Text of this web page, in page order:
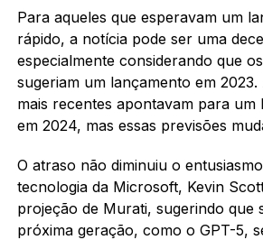
Para aqueles que esperavam um
rápido, a notícia pode ser uma
especialmente considerando que
sugeriam um lançamento em 2023.
mais recentes apontavam para um
em 2024, mas essas previsões
O atraso não diminuiu o
tecnologia da Microsoft, Kevin
projeção de Murati, sugerindo que
próxima geração, como o GPT-5,